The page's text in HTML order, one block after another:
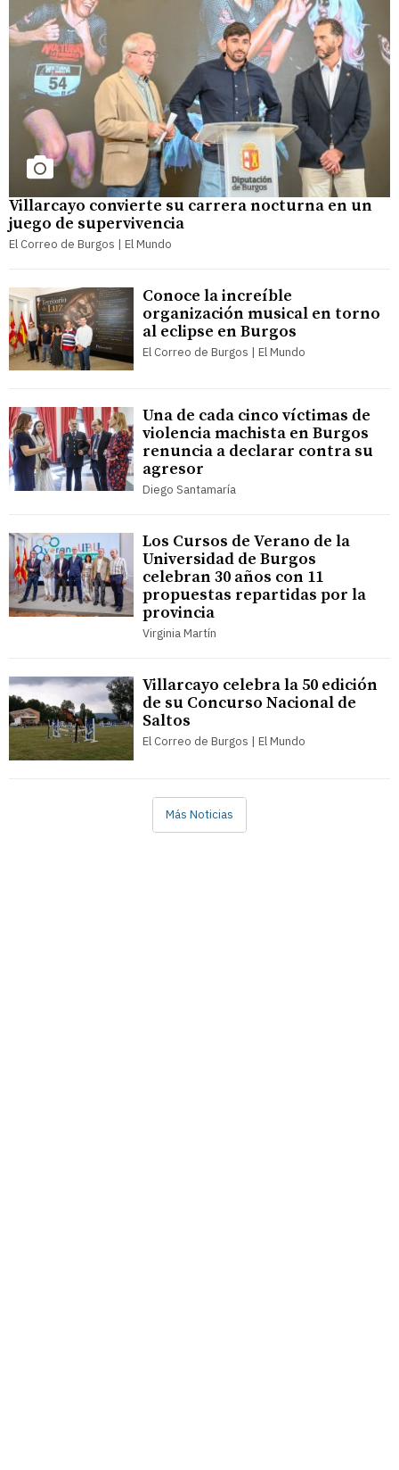
Villarcayo convierte su carrera nocturna en un
juego de supervivencia
El Correo de Burgos | El Mundo
Conoce la increíble
organización musical en torno
al eclipse en Burgos
El Correo de Burgos | El Mundo
Una de cada cinco víctimas de
violencia machista en Burgos
renuncia a declarar contra su
agresor
Diego Santamaría
Los Cursos de Verano de la
Universidad de Burgos
celebran 30 años con 11
propuestas repartidas por la
provincia
Virginia Martín
Villarcayo celebra la 50 edición
de su Concurso Nacional de
Saltos
El Correo de Burgos | El Mundo
Más Noticias